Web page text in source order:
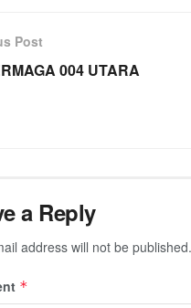
Post
004 UTARA
a Reply
address will not be published.
*